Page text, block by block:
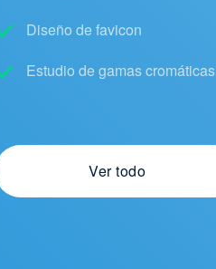
Diseño de favicon
Estudio de gamas cromáticas
Ver todo